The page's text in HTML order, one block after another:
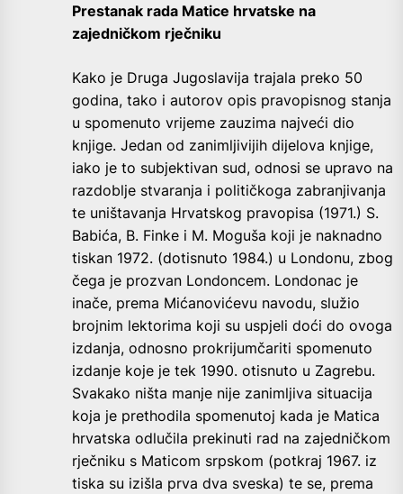
Prestanak rada Matice hrvatske na
zajedničkom rječniku
Kako je Druga Jugoslavija trajala preko 50
godina, tako i autorov opis pravopisnog stanja
u spomenuto vrijeme zauzima najveći dio
knjige. Jedan od zanimljivijih dijelova knjige,
iako je to subjektivan sud, odnosi se upravo na
razdoblje stvaranja i političkoga zabranjivanja
te uništavanja Hrvatskog pravopisa (1971.) S.
Babića, B. Finke i M. Moguša koji je naknadno
tiskan 1972. (dotisnuto 1984.) u Londonu, zbog
čega je prozvan Londoncem. Londonac je
inače, prema Mićanovićevu navodu, služio
brojnim lektorima koji su uspjeli doći do ovoga
izdanja, odnosno prokrijumčariti spomenuto
izdanje koje je tek 1990. otisnuto u Zagrebu.
Svakako ništa manje nije zanimljiva situacija
koja je prethodila spomenutoj kada je Matica
hrvatska odlučila prekinuti rad na zajedničkom
rječniku s Maticom srpskom (potkraj 1967. iz
tiska su izišla prva dva sveska) te se, prema